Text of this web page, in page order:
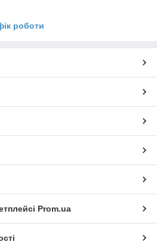
роботи
Prom.ua